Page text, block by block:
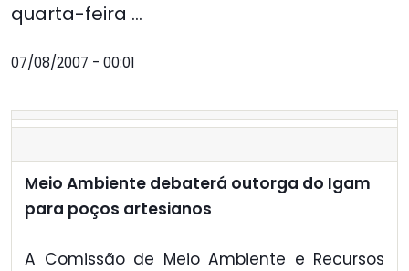
quarta-feira ...
07/08/2007 - 00:01
Meio Ambiente debaterá outorga do Igam
para poços artesianos
A Comissão de Meio Ambiente e Recursos